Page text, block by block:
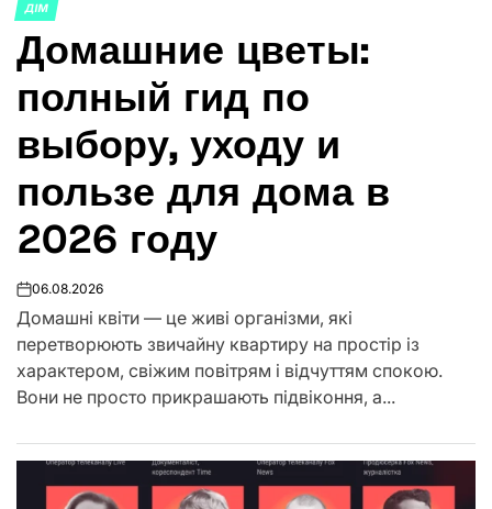
ОПУБЛИКОВАНО
ДІМ
Домашние цветы:
полный гид по
выбору, уходу и
пользе для дома в
2026 году
on06.08.2026
Домашні квіти — це живі організми, які
перетворюють звичайну квартиру на простір із
характером, свіжим повітрям і відчуттям спокою.
Вони не просто прикрашають підвіконня, а...